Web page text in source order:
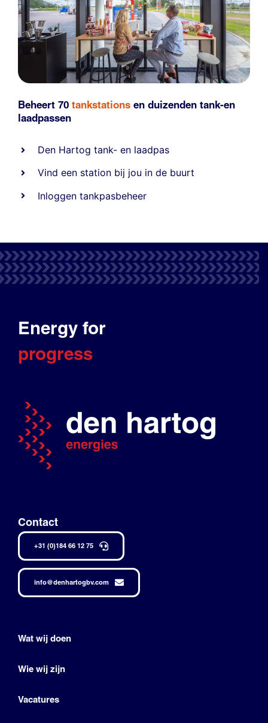
Beheert 70 tankstations en duizenden tank-en
laadpassen
Den Hartog tank- en laadpas
Vind een station bij jou in de buurt
Inloggen tankpasbeheer
Energy for
progress
Contact
+31 (0)184 66 12 75
info@denhartogbv.com
Wat wij doen
Wie wij zijn
Vacatures